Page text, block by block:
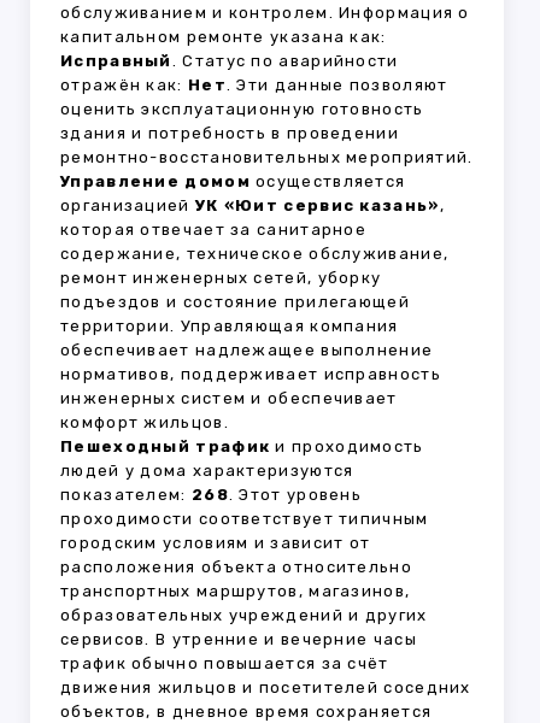
обслуживанием и контролем. Информация о
капитальном ремонте указана как:
Исправный . Статус по аварийности
отражён как: Нет. Эти данные позволяют
оценить эксплуатационную готовность
здания и потребность в проведении
ремонтно-восстановительных мероприятий.
Управление домом осуществляется
организациейУК «Юит сервис казань»,
которая отвечает за санитарное
содержание, техническое обслуживание,
ремонт инженерных сетей, уборку
подъездов и состояние прилегающей
территории. Управляющая компания
обеспечивает надлежащее выполнение
нормативов, поддерживает исправность
инженерных систем и обеспечивает
комфорт жильцов.
Пешеходный трафик и проходимость
людей у дома характеризуются
показателем: 268. Этот уровень
проходимости соответствует типичным
городским условиям и зависит от
расположения объекта относительно
транспортных маршрутов, магазинов,
образовательных учреждений и других
сервисов. В утренние и вечерние часы
трафик обычно повышается за счёт
движения жильцов и посетителей соседних
объектов, в дневное время сохраняется